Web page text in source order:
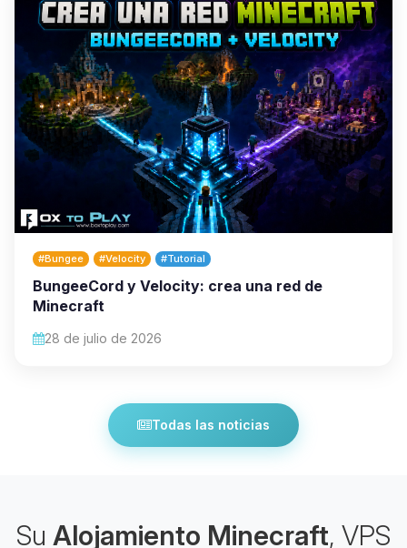
#Bungee #Velocity #Tutorial
BungeeCord y Velocity: crea una red de
Minecraft
28 de julio de 2026
Todas las noticias
Su Alojamiento Minecraft, VPS